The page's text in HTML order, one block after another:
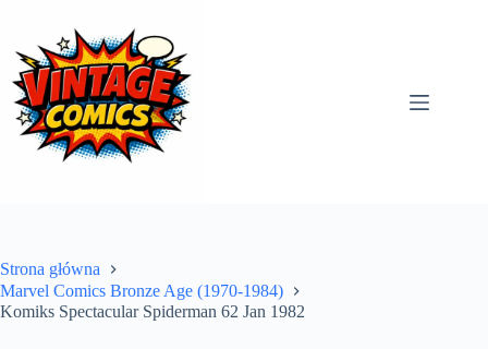
treści
Strona główna
Marvel Comics Bronze Age (1970-1984)
Komiks Spectacular Spiderman 62 Jan 1982